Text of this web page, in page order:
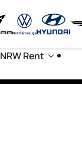
NRW Rent